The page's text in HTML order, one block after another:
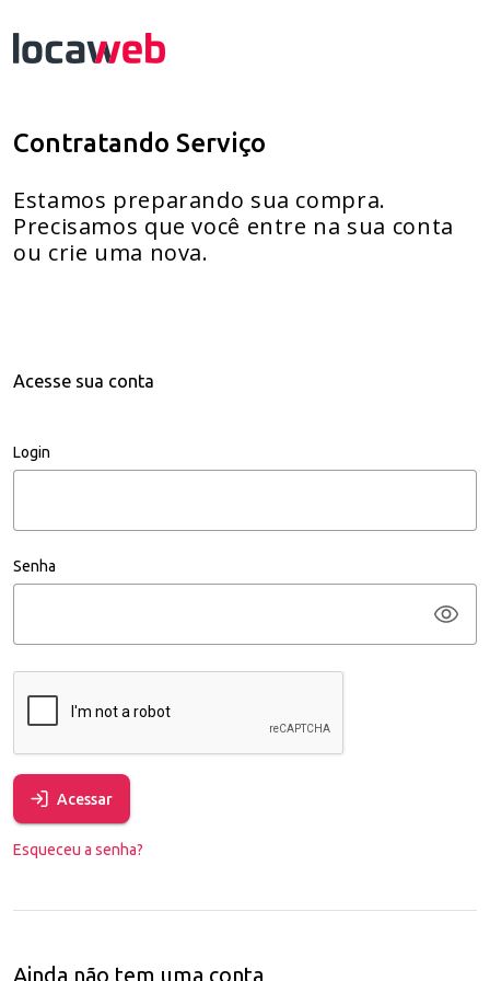
Contratando Serviço
Estamos preparando sua compra.
Precisamos que você entre na sua conta
ou crie uma nova.
Acesse sua conta
Login
Senha
Acessar
Esqueceu a senha?
Ainda não tem uma conta